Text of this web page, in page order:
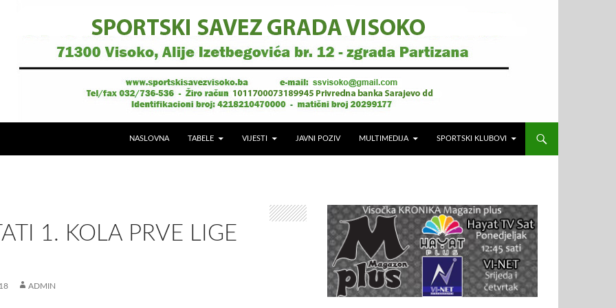
NASLOVNA TABELE VIJESTI JAVNI POZIV MULTIMEDIJA SPORTSKI KLUBOVI
1. KOLA PRVE LIGE
ADMIN